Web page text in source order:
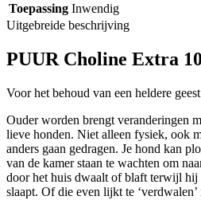
Toepassing Inwendig
Uitgebreide beschrijving
PUUR Choline Extra
Voor het behoud van een heldere
Ouder worden brengt veranderingen
lieve honden. Niet alleen fysiek, ook
anders gaan gedragen. Je hond kan
van de kamer staan te wachten om
door het huis dwaalt of blaft terwijl hij
slaapt. Of die even lijkt te